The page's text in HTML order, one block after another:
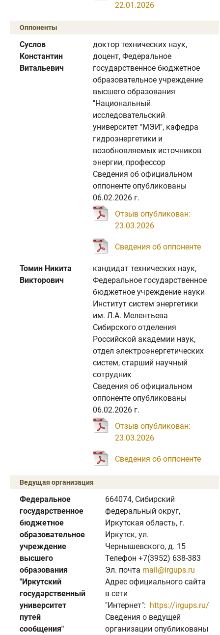
22.01.2026
Оппоненты
Суслов
Константин
Витальевич
доктор технических наук,
доцент, Федеральное
государственное бюджетное
образовательное учреждение
высшего образования
"Национальный
исследовательский
университет "МЭИ", кафедра
гидроэнергетики и
возобновляемых источников
энергии, профессор
Сведения об официальном
оппоненте опубликованы
06.02.2026 г.
Отзыв опубликован:
23.03.2026
Сведения об оппоненте
Томин Никита
Викторович
кандидат технических наук,
Федеральное государственное
бюджетное учреждение науки
Институт систем энергетики
им. Л.А. Мелентьева
Сибирского отделения
Российской академии наук,
отдел электроэнергетических
систем, старший научный
сотрудник
Сведения об официальном
оппоненте опубликованы
06.02.2026 г.
Отзыв опубликован:
23.03.2026
Сведения об оппоненте
Ведущая организация
Федеральное
государственное
бюджетное
образовательное
учреждение
высшего
образования
"Иркутский
государственный
университет
путей
сообщения"
664074, Сибирский
федеральный округ,
Иркутская область, г.
Иркутск, ул.
Чернышевского, д. 15
Телефон +7(3952) 638-383
Эл. почта mail@irgups.ru
Адрес официального сайта
в сети
"Интернет": https://irgups.ru/
Сведения о ведущей
организации опубликованы